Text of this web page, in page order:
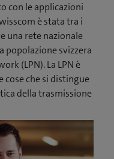
con le applicazioni
è stata tra i
una rete nazionale
popolazione svizzera
(LPN). La LPN è
cose che si distingue
della trasmissione